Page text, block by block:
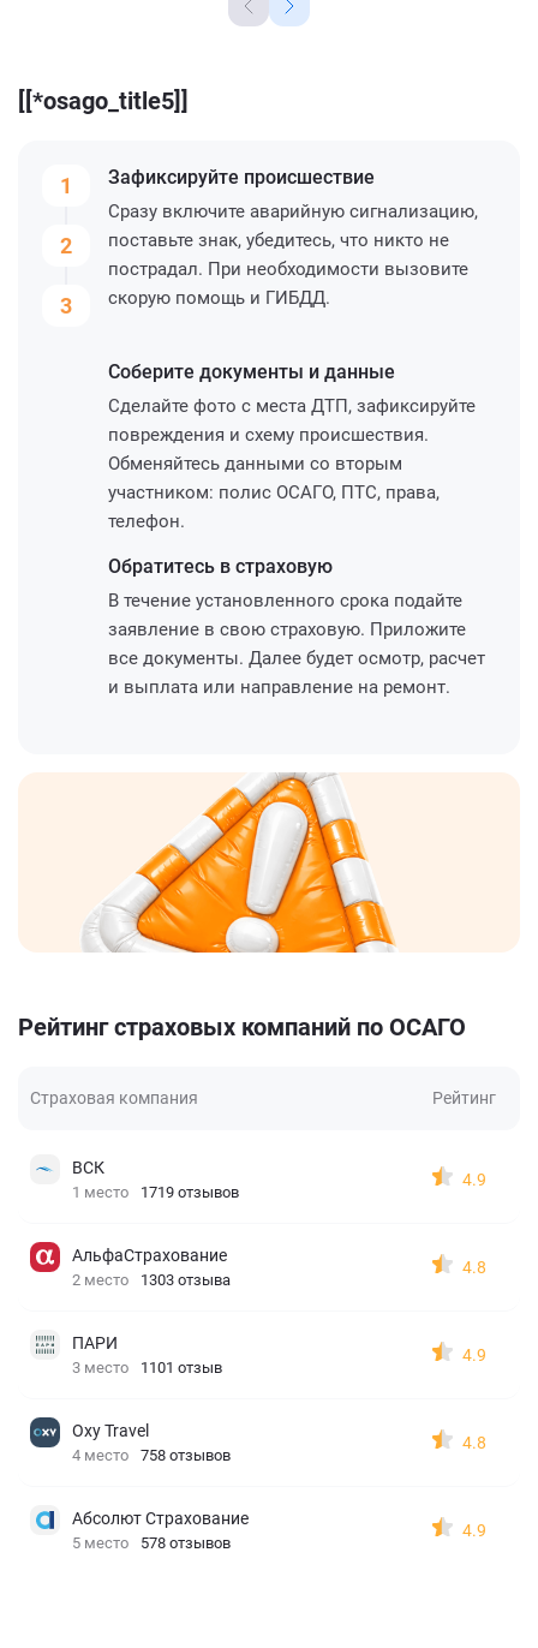
[[*osago_title5]]
1
2
3
Зафиксируйте происшествие
Сразу включите аварийную сигнализацию,
поставьте знак, убедитесь, что никто не
пострадал. При необходимости вызовите
скорую помощь и ГИБДД.
Соберите документы и данные
Сделайте фото с места ДТП, зафиксируйте
повреждения и схему происшествия.
Обменяйтесь данными со вторым
участником: полис ОСАГО, ПТС, права,
телефон.
Обратитесь в страховую
В течение установленного срока подайте
заявление в свою страховую. Приложите
все документы. Далее будет осмотр, расчет
и выплата или направление на ремонт.
Рейтинг страховых компаний по ОСАГО
Страховая компания Рейтинг
ВСК
1 место 1719 отзывов
4.9
АльфаСтрахование
2 место 1303 отзыва
4.8
ПАРИ
3 место 1101 отзыв
4.9
Oxy Travel
4 место 758 отзывов
4.8
Абсолют Страхование
5 место 578 отзывов
4.9